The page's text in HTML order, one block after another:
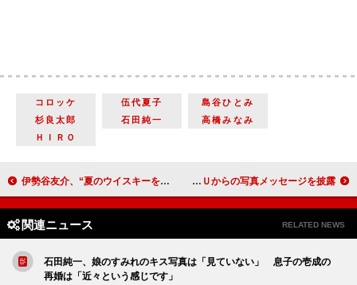
コロッケ 伍代夏子
島谷ひとみ
杉良太郎
石田純一
高橋みなみ
ＨＩＲＯ
伊勢谷友介、“夏のウイスキーを楽しむ７箇条”を提案 「仕事に影響が出るぐらい考えた」 大竹しのぶ「大きくなっても子どもは子ども」 ＩＭＡＬＵからの写真メッセージを披露
関連ニュース RELATED NEWS
石田純一、娘のすみれのキス写真は「見ていない」 息子の壱成の
再婚は「近々という感じです」